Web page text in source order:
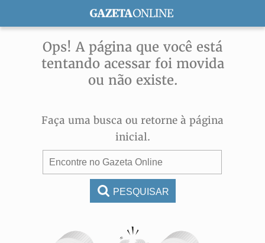
Ops! A página que você está
tentando acessar foi movida
ou não existe.
Faça uma busca ou retorne à página
inicial.
PESQUISAR